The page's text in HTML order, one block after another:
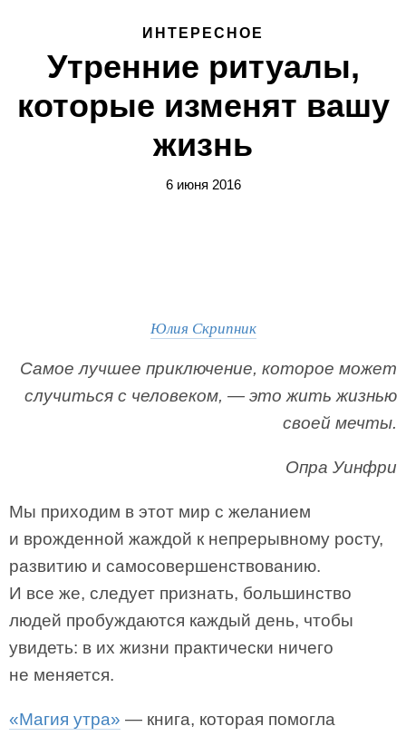
ИНТЕРЕСНОЕ
Утренние ритуалы,
которые изменят вашу
жизнь
6 июня 2016
Юлия Скрипник
Самое лучшее приключение, которое может
случиться с человеком, — это жить жизнью
своей мечты.
Опра Уинфри
Мы приходим в этот мир с желанием
и врожденной жаждой к непрерывному росту,
развитию и самосовершенствованию.
И все же, следует признать, большинство
людей пробуждаются каждый день, чтобы
увидеть: в их жизни практически ничего
не меняется.
«Магия утра» — книга, которая помогла